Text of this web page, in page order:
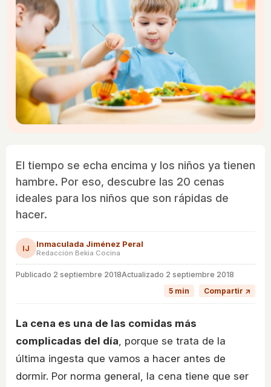
El tiempo se echa encima y los niños ya tienen
hambre. Por eso, descubre las 20 cenas
ideales para los niños que son rápidas de
hacer.
IJ Inmaculada Jiménez Peral
Redacción Bekia Cocina
Publicado 2 septiembre 2018Actualizado 2 septiembre 2018
5 min
Compartir ↗
La cena es una de las comidas más
complicadas del día, porque se trata de la
última ingesta que vamos a hacer antes de
dormir. Por norma general, la cena tiene que ser